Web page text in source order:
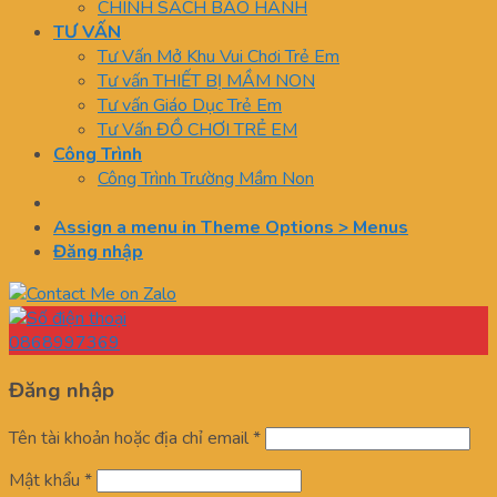
CHÍNH SÁCH BẢO HÀNH
TƯ VẤN
Tư Vấn Mở Khu Vui Chơi Trẻ Em
Tư vấn THIẾT BỊ MẦM NON
Tư vấn Giáo Dục Trẻ Em
Tư Vấn ĐỒ CHƠI TRẺ EM
Công Trình
Công Trình Trường Mầm Non
Assign a menu in Theme Options > Menus
Đăng nhập
0868997369
Đăng nhập
Tên tài khoản hoặc địa chỉ email*
Mật khẩu *